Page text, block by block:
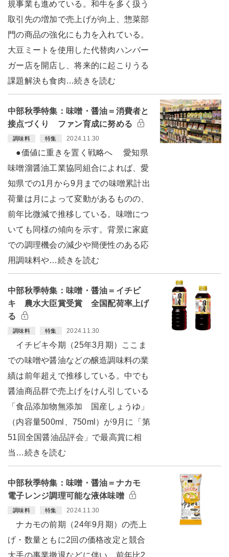
規事業も進めている。和牛を多く扱う
取引先の増加で売上げが向上、惣菜部
門の商品の強化にも力を入れている。
大豆ミートを使用した代替肉ハンバー
ガー店を開店し、将来的に起こりうる
課題解決も食肉…続きを読む
中部秋季特集：味噌・醤油＝消費者と
接点づくり ファン育成に努める
調味料 特集 2024.11.30
●価値に重きを置く戦略へ 愛知県
味噌溜醤油工業協同組合によれば、愛
知県での1月から9月までの味噌累計出
荷量は月によって変動があるものの、
前年比微減で推移している。味噌につ
いても同様の傾向を示す。背景に家庭
での調理機会の減少や簡便性のある応
用調味料や…続きを読む
中部秋季特集：味噌・醤油＝イチビ
キ 農水大臣賞受賞 全国配荷率上げ
る
調味料 特集 2024.11.30
イチビキ今期（25年3月期）ここま
での味噌や醤油などの醸造調味料の業
績は前年超えで推移している。中でも
醤油商品群で売上げをけん引している
「食品添加物無添加 国産しょうゆ」
（内容量500ml、750ml）が9月に「第
51回全国醤油品評会」で最高賞に相
当…続きを読む
中部秋季特集：味噌・醤油＝ナカモ
電子レンジ調理可能な液体味噌
調味料 特集 2024.11.30
ナカモの前期（24年9月期）の売上
げ・数量ともに2回の価格改定と競合